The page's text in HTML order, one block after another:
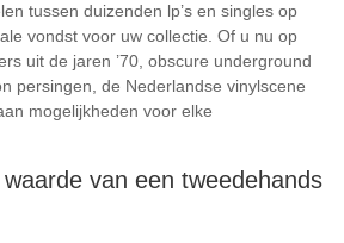
tussen duizenden lp’s en singles op
vondst voor uw collectie. Of u nu op
uit de jaren ’70, obscure underground
persingen, de Nederlandse vinylscene
mogelijkheden voor elke
van een tweedehands